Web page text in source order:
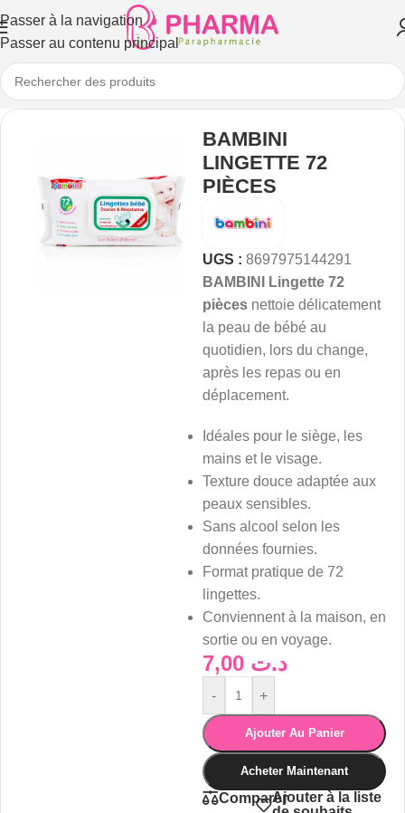
Passer à la navigation
Passer au contenu principal
BAMBINI
LINGETTE 72
PIÈCES
UGS : 8697975144291
BAMBINI Lingette 72
pièces nettoie délicatement
la peau de bébé au
quotidien, lors du change,
après les repas ou en
déplacement.
Idéales pour le siège, les
mains et le visage.
Texture douce adaptée aux
peaux sensibles.
Sans alcool selon les
données fournies.
Format pratique de 72
lingettes.
Conviennent à la maison, en
sortie ou en voyage.
د.ت
- +
Ajouter Au Panier
Acheter Maintenant
ComparerAjouter à la liste